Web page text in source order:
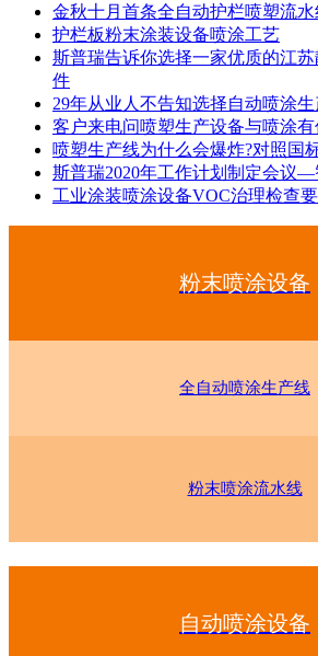
金秋十月首条全自动护栏喷塑流水
护栏板粉末涂装设备喷涂工艺
斯普瑞告诉你选择一家优质的江
件
29年从业人不告知选择自动喷涂生
客户来电问喷塑生产设备与喷涂
喷塑生产线为什么会爆炸?对照国
斯普瑞2020年工作计划制定会议
工业涂装喷涂设备VOC治理检查
粉末喷涂设备
全自动喷涂生产线
粉末喷涂流水线
自动喷涂设备